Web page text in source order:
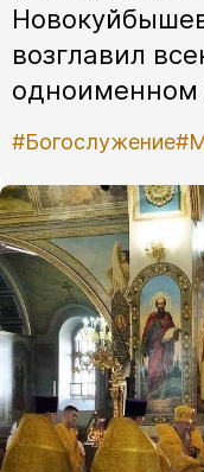
возглавил
одноименном
#Богослужение